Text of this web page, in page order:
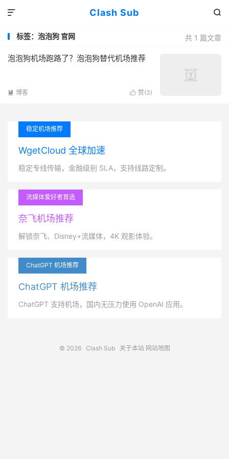
Clash Sub 

共 1 篇文章
标签：泡泡狗 官网
泡泡狗机场跑路了？泡泡狗替代机场推荐
 赞(3)
 博客
稳定机场推荐
WgetCloud 全球加速
稳定专线传输，金融级别 SLA，支持线路定制。
流媒体爱好者首选
奈飞机场推荐
解锁奈飞、Disney+流媒体，4K 观影体验。
ChatGPT 机场推荐
ChatGPT 机场推荐
ChatGPT 支持机场，国内无压力使用 OpenAI 应用。
© 2026 Clash Sub 关于本站 网站地图